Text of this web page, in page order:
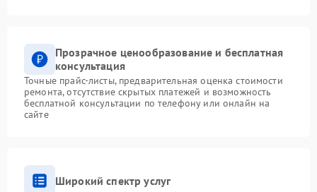
Прозрачное ценообразование и бесплатная
консультация
Точные прайс-листы, предварительная оценка стоимости
ремонта, отсутствие скрытых платежей и возможность
бесплатной консультации по телефону или онлайн на
сайте
Широкий спектр услуг